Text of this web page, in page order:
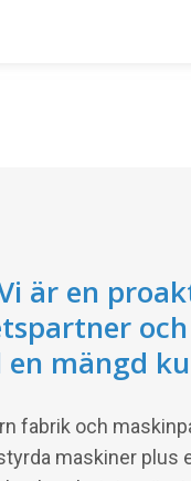
är en
mängd
fabrik och
maskiner plus